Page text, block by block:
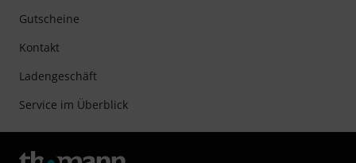
Gutscheine
Kontakt
Ladengeschäft
Service im Überblick